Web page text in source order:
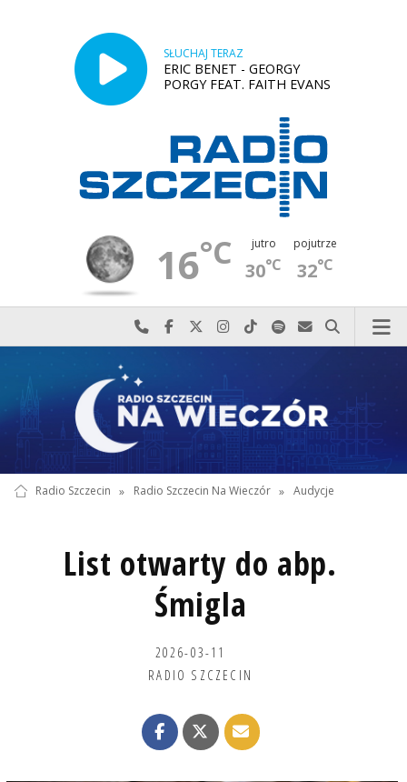
SŁUCHAJ TERAZ
ERIC BENET - GEORGY
PORGY FEAT. FAITH EVANS
16°C jutro
30°C
pojutrze
32°C
Najlepiej po prostu do nas zadzwoń
Odwiedź nas na Facebook-u
Odwiedź nas na X
Odwiedź nas na Instagram-ie
Odwiedź nas na TikTok-u
Szukaj nas na Spotify
Wyślij do nas
Szukaj
Radio Szczecin » Radio Szczecin Na Wieczór » Audycje
List otwarty do abp.
Śmigla
2026-03-11
RADIO SZCZECIN